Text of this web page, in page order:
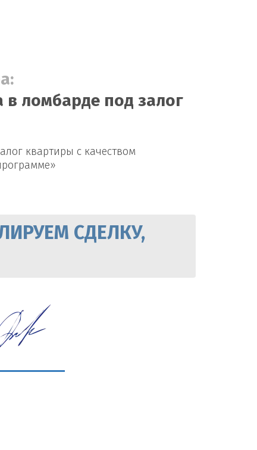
в ломбарде под залог
квартиры с качеством
СДЕЛКУ,